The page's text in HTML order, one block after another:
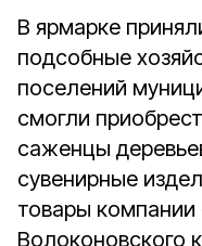
В ярмарке
подсобные
поселений
смогли
саженцы
сувенирные
товары компании
Волоконовского